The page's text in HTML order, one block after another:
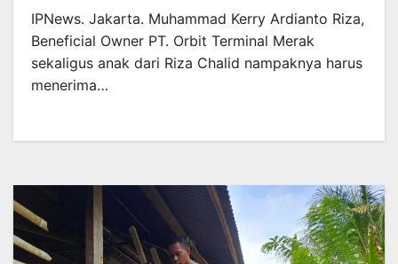
IPNews. Jakarta. Muhammad Kerry Ardianto Riza,
Beneficial Owner PT. Orbit Terminal Merak
sekaligus anak dari Riza Chalid nampaknya harus
menerima…